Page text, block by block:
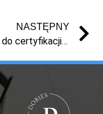
NASTĘPNY
Miernik do certyfikacji sieci LAN